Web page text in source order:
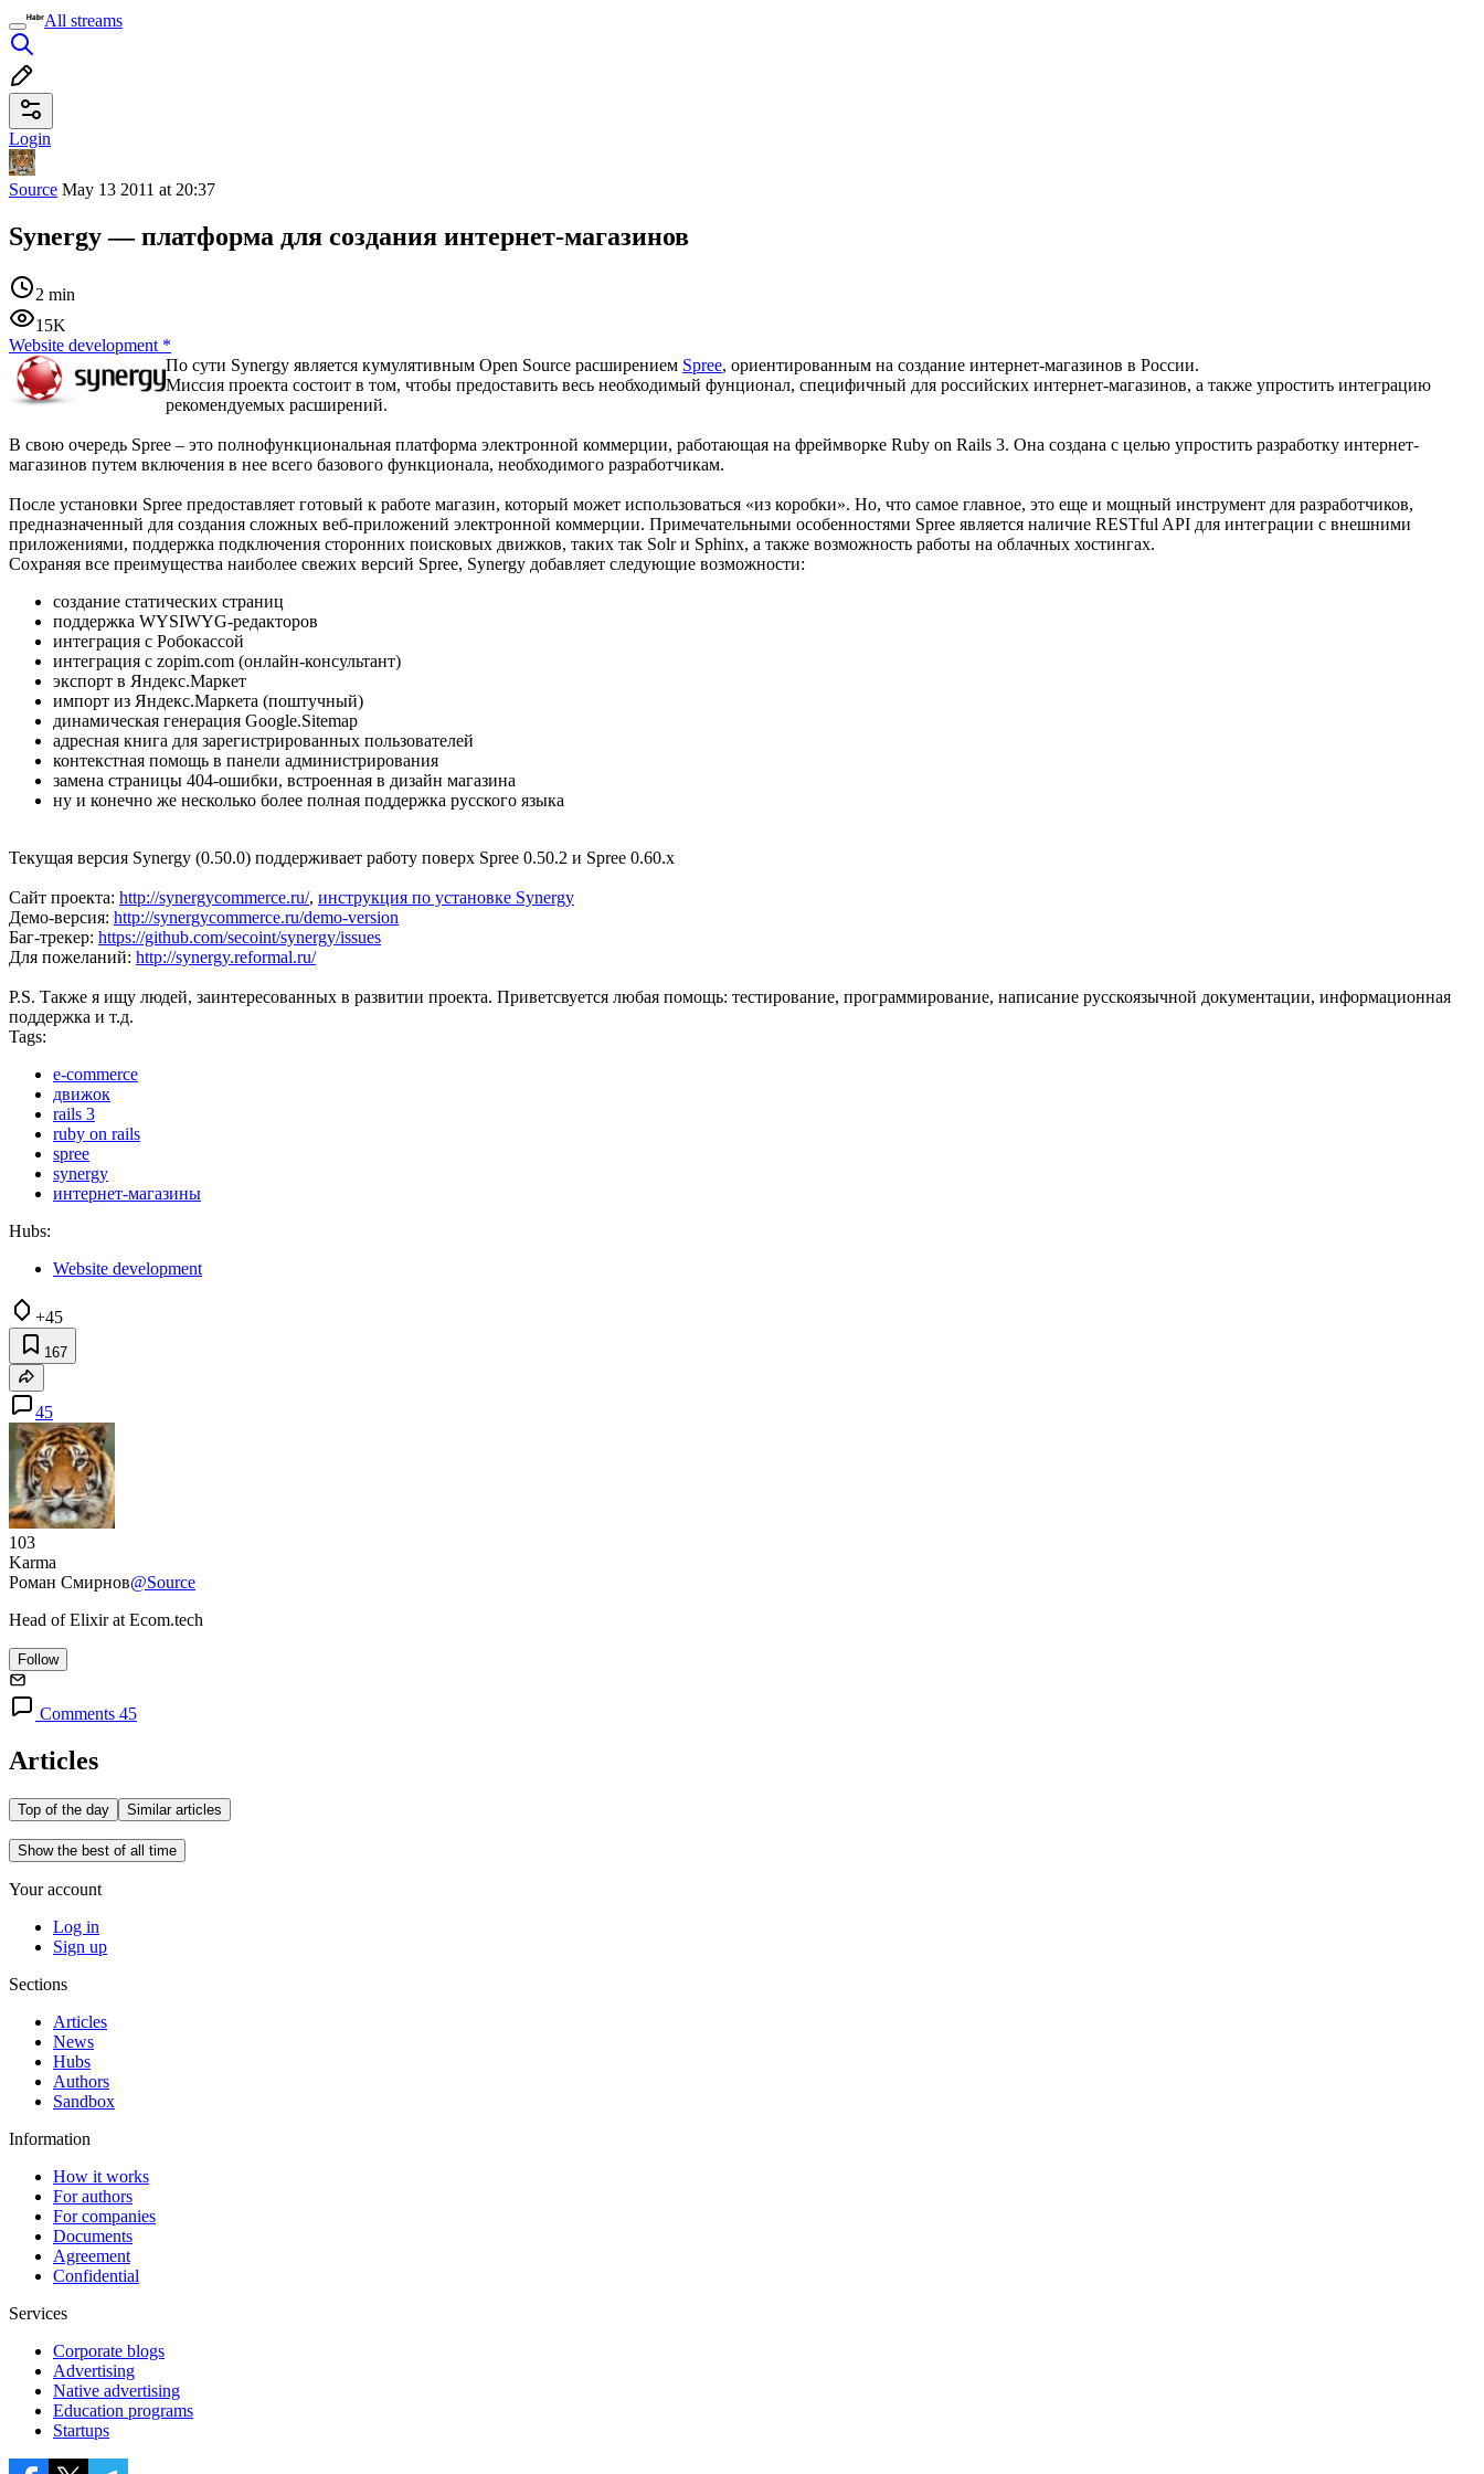
All streams
Login
Source May 13 2011 at 20:37
Synergy — платформа для создания интернет-магазинов
2 min
15K
Website development *
По сути Synergy является кумулятивным Open Source расширением Spree, ориентированным на создание интернет-магазинов в России.
Миссия проекта состоит в том, чтобы предоставить весь необходимый фунционал, специфичный для российских интернет-магазинов, а также упростить интеграцию
рекомендуемых расширений.
В свою очередь Spree – это полнофункциональная платформа электронной коммерции, работающая на фреймворке Ruby on Rails 3. Она создана с целью упростить разработку интернет-
магазинов путем включения в нее всего базового функционала, необходимого разработчикам.
После установки Spree предоставляет готовый к работе магазин, который может использоваться «из коробки». Но, что самое главное, это еще и мощный инструмент для разработчиков,
предназначенный для создания сложных веб-приложений электронной коммерции. Примечательными особенностями Spree является наличие RESTful API для интеграции с внешними
приложениями, поддержка подключения сторонних поисковых движков, таких так Solr и Sphinx, а также возможность работы на облачных хостингах.
Сохраняя все преимущества наиболее свежих версий Spree, Synergy добавляет следующие возможности:
создание статических страниц
поддержка WYSIWYG-редакторов
интеграция с Робокассой
интеграция с zopim.com (онлайн-консультант)
экспорт в Яндекс.Маркет
импорт из Яндекс.Маркета (поштучный)
динамическая генерация Google.Sitemap
адресная книга для зарегистрированных пользователей
контекстная помощь в панели администрирования
замена страницы 404-ошибки, встроенная в дизайн магазина
ну и конечно же несколько более полная поддержка русского языка
Текущая версия Synergy (0.50.0) поддерживает работу поверх Spree 0.50.2 и Spree 0.60.x
Сайт проекта: http://synergycommerce.ru/, инструкция по установке Synergy
Демо-версия: http://synergycommerce.ru/demo-version
Баг-трекер: https://github.com/secoint/synergy/issues
Для пожеланий: http://synergy.reformal.ru/
P.S. Также я ищу людей, заинтересованных в развитии проекта. Приветсвуется любая помощь: тестирование, программирование, написание русскоязычной документации, информационная
поддержка и т.д.
Tags:
e-commerce
движок
rails 3
ruby on rails
spree
synergy
интернет-магазины
Hubs:
Website development
+45
167
45
103
Karma
Роман Смирнов@Source
Head of Elixir at Ecom.tech
Follow
Comments 45
Articles
Top of the day Similar articles
Show the best of all time
Your account
Log in
Sign up
Sections
Articles
News
Hubs
Authors
Sandbox
Information
How it works
For authors
For companies
Documents
Agreement
Confidential
Services
Corporate blogs
Advertising
Native advertising
Education programs
Startups